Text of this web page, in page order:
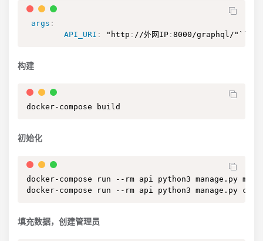
args :
API_URI : "http : //外网IP : 8000/graphql/"```
构建
docker-compose build
初始化
docker-compose run --rm api python3 manage.py
docker-compose run --rm api python3 manage.py
填充数据，创建管理员